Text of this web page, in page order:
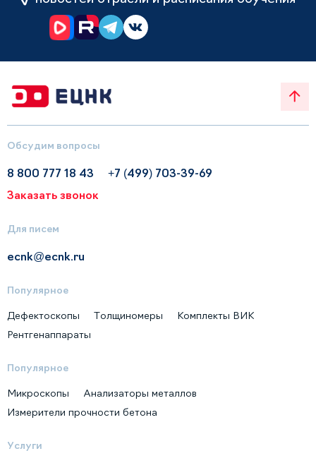
Обсудим вопросы
8 800 777 18 43
+7 (499) 703-39-69
Заказать звонок
Для писем
ecnk@ecnk.ru
Популярное
Дефектоскопы Толщиномеры
Комплекты ВИК
Рентгенаппараты
Популярное
Микроскопы
Анализаторы металлов
Измерители прочности бетона
Услуги